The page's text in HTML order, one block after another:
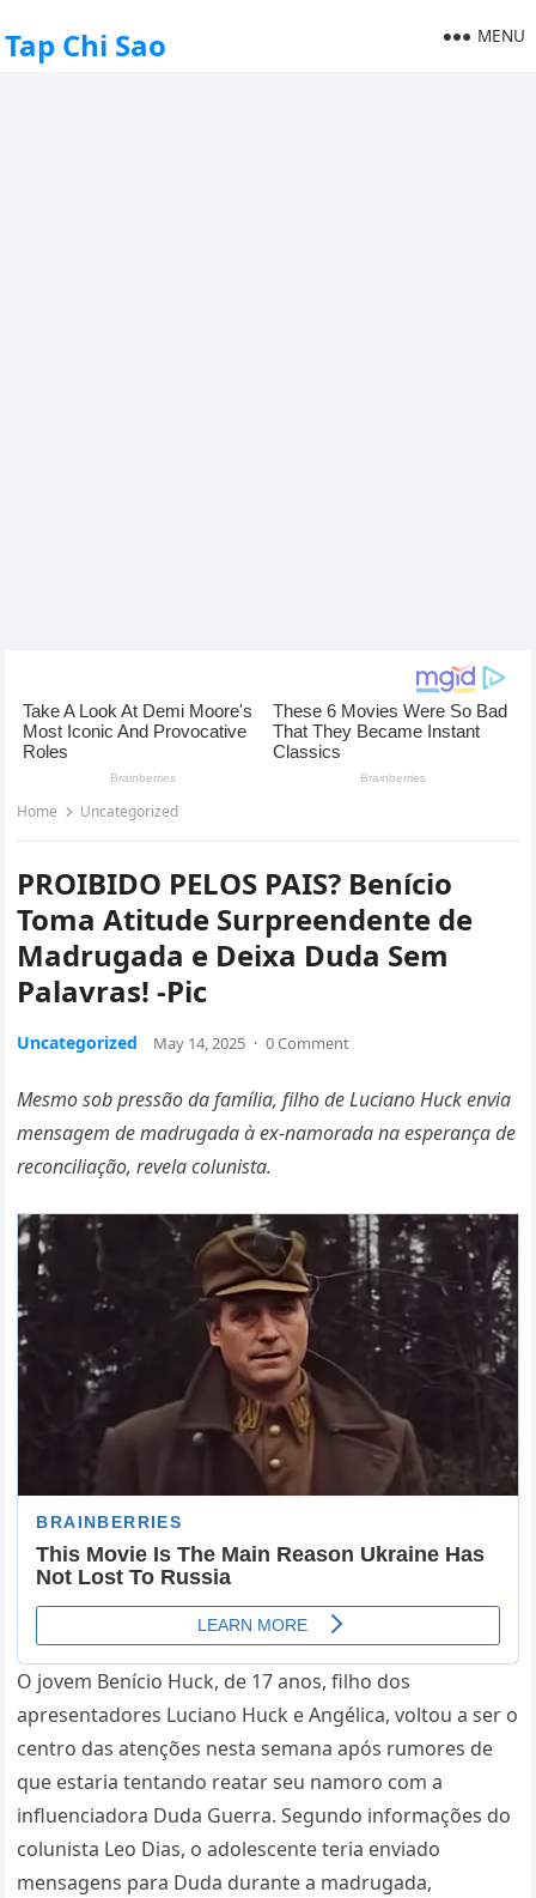
Tap Chi Sao MENU
Home Uncategorized
PROIBIDO PELOS PAIS? Benício
Toma Atitude Surpreendente de
Madrugada e Deixa Duda Sem
Palavras! -Pic
Uncategorized May 14, 2025 · 0 Comment
Mesmo sob pressão da família, filho de Luciano Huck envia
mensagem de madrugada à ex-namorada na esperança de
reconciliação, revela colunista.
O jovem Benício Huck, de 17 anos, filho dos
apresentadores Luciano Huck e Angélica, voltou a ser o
centro das atenções nesta semana após rumores de
que estaria tentando reatar seu namoro com a
influenciadora Duda Guerra. Segundo informações do
colunista Leo Dias, o adolescente teria enviado
mensagens para Duda durante a madrugada,